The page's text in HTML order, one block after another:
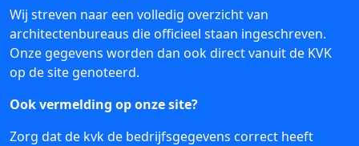
Wij streven naar een volledig overzicht van
architectenbureaus die officieel staan ingeschreven.
Onze gegevens worden dan ook direct vanuit de KVK
op de site genoteerd.
Ook vermelding op onze site?
Zorg dat de kvk de bedrijfsgegevens correct heeft